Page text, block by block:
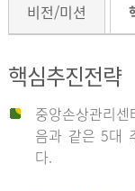
비전/미션
핵심추진전략
중앙손상관리
음과 같은 5대
다.